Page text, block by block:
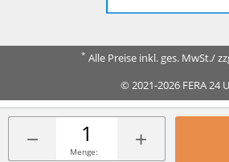
− +
Menge:
* Alle Preise inkl. ges. MwSt./
© 2021-2026 FERA 24
FERA